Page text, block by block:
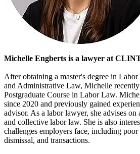
Michelle Engberts is a lawyer at
After obtaining a master's degree in
and Administrative Law, Michelle
Postgraduate Course in Labor Law.
since 2020 and previously gained
advisor. As a labor lawyer, she advises
and collective labor law. She is also
challenges employers face, including
dismissal, and transactions.